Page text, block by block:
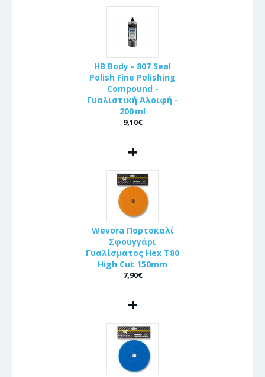
HB Body - 807 Seal
Polish Fine Polishing
Compound -
Γυαλιστική Αλοιφή -
200 ml
9,10€
+
Wevora Πορτοκαλί
Σφουγγάρι
Γυαλίσματος Hex T80
High Cut 150mm
7,90€
+